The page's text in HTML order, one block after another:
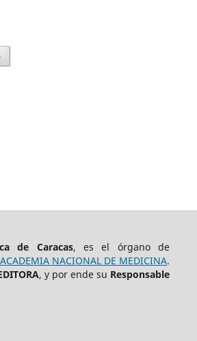
de Caracas, es el órgano de
ACADEMIA NACIONAL DE MEDICINA.
, y por ende su Responsable